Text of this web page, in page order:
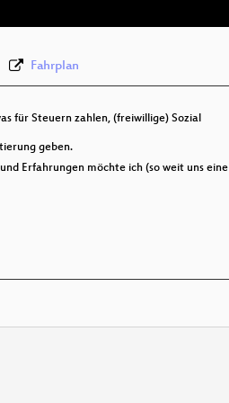
Fahrplan
für Steuern zahlen, (freiwillige) Sozial
geben.
Erfahrungen möchte ich (so weit uns eine